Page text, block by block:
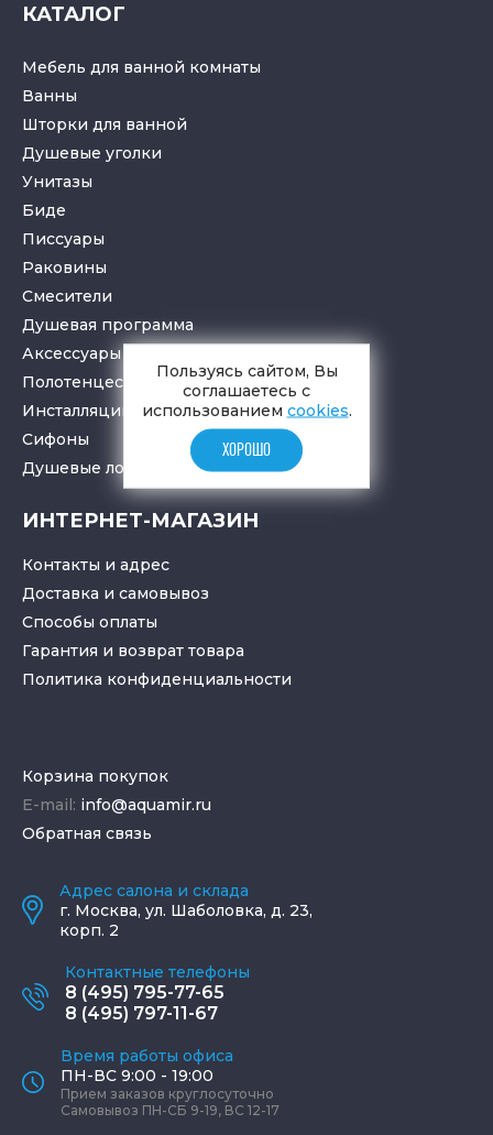
КАТАЛОГ
Мебель для ванной комнаты
Ванны
Шторки для ванной
Душевые уголки
Унитазы
Биде
Писсуары
Раковины
Смесители
Душевая программа
Аксессуары в ванную
Полотенцесушители
Инсталляции для санузлов
Cифоны
Душевые лотки
трапы
ИНТЕРНЕТ-МАГАЗИН
Контакты и адрес
Доставка и самовывоз
Способы оплаты
Гарантия и возврат товара
Политика конфиденциальности
Корзина покупок
E-mail: info@aquamir.ru
Обратная связь
Адрес салона и склада
г. Москва, ул. Шаболовка, д. 23,
корп. 2
Контактные телефоны
8 (495) 795-77-65
8 (495) 797-11-67
Время работы офиса
ПН-ВС 9:00 - 19:00
Прием заказов круглосуточно
Самовывоз ПН-СБ 9-19, ВС 12-17
Пользуясь сайтом, Вы
соглашаетесь с
использованием cookies.
ХОРОШО